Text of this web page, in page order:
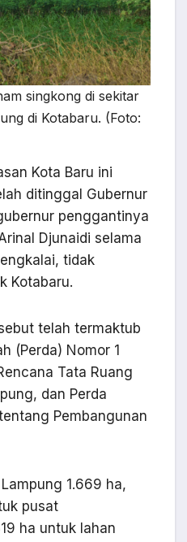
singkong di sekitar
di Kotabaru. (Foto:
Kota Baru ini
ditinggal Gubernur
penggantinya
Djunaidi selama
tidak
Kotabaru.
telah termaktub
(Perda) Nomor 1
Tata Ruang
dan Perda
Pembangunan
1.669 ha,
pusat
ha untuk lahan